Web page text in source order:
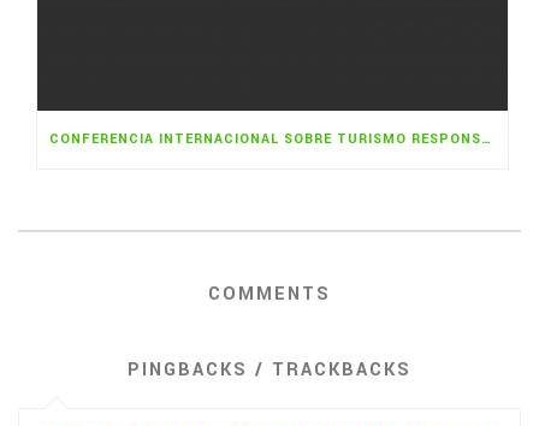
CONFERENCIA INTERNACIONAL SOBRE TURISMO RESPONSABLE EN DESTINOS: BARCELONA-CATALUÑA
COMMENTS
PINGBACKS / TRACKBACKS